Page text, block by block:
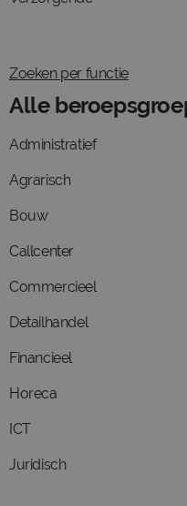
Zoeken per functie
Alle
Administratief
Agrarisch
Bouw
Callcenter
Commercieel
Detailhandel
Financieel
Horeca
ICT
Juridisch